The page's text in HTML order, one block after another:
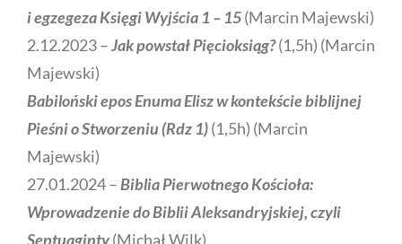
i egzegeza Księgi Wyjścia 1 – 15(Marcin Majewski)
2.12.2023 –Jak powstał Pięcioksiąg?(1,5h) (Marcin
Majewski)
Babiloński epos Enuma Elisz w kontekście biblijnej
Pieśni o Stworzeniu (Rdz 1)(1,5h) (Marcin
Majewski)
27.01.2024 –Biblia Pierwotnego Kościoła:
Wprowadzenie do Biblii Aleksandryjskiej, czyli
Septuaginty(Michał Wilk)